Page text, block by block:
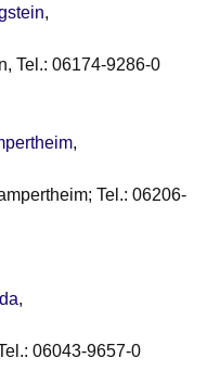
,
Tel.: 06174-9286-0
,
Tel.: 06206-
,
06043-9657-0